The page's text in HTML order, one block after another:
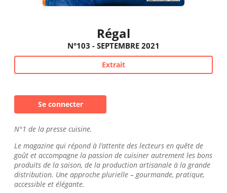
Régal
N°103 - SEPTEMBRE 2021
Extrait
Se connecter
N°1 de la presse cuisine.
Le magazine qui répond à l’attente des lecteurs en quête de
goût et accompagne la passion de cuisiner autrement les bons
produits de la saison, de la production artisanale à la grande
distribution. Une approche plurielle – gourmande, pratique,
accessible et élégante.